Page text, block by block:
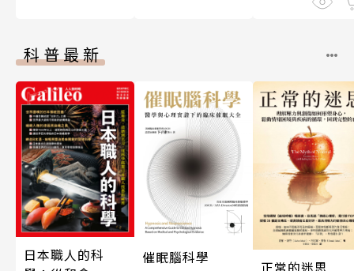
科普最新
日本職人的科
催眠腦科學